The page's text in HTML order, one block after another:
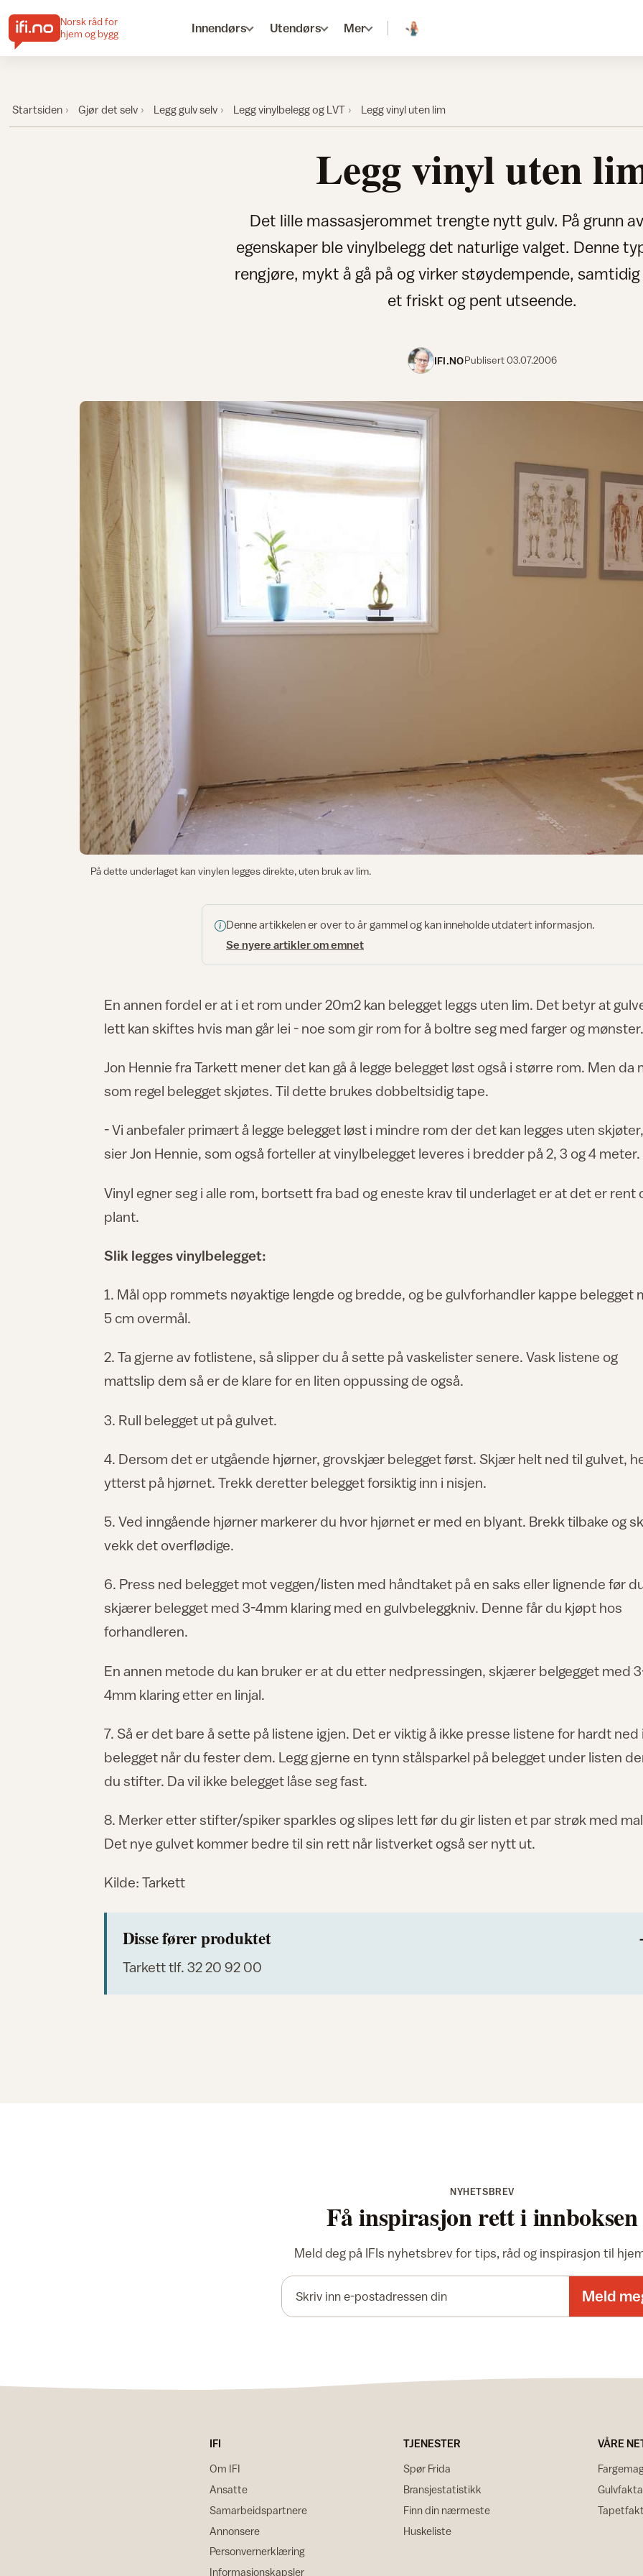
Norsk råd for
hjem og bygg
Innendørs Utendørs Mer
Startsiden Gjør det selv Legg gulv selv Legg vinylbelegg og LVT Legg vinyl uten lim
Legg vinyl uten
Det lille massasjerommet trengte nytt gulv. På grunn
egenskaper ble vinylbelegg det naturlige valget. Denne
rengjøre, mykt å gå på og virker støydempende,
et friskt og pent utseende.
IFI.NOPublisert03.07.2006
På dette underlaget kan vinylen legges direkte, uten bruk av lim.
Denne artikkelen er over to år gammel og kan inneholde utdatert informasjon.
Se nyere artikler om emnet
En annen fordel er at i et rom under 20m2 kan belegget leggs uten lim. Det betyr at
lett kan skiftes hvis man går lei - noe som gir rom for å boltre seg med farger og mønster.
Jon Hennie fra Tarkett mener det kan gå å legge belegget løst også i større rom. Men da
som regel belegget skjøtes. Til dette brukes dobbeltsidig tape.
- Vi anbefaler primært å legge belegget løst i mindre rom der det kan legges uten skjøter,
sier Jon Hennie, som også forteller at vinylbelegget leveres i bredder på 2, 3 og 4 meter.
Vinyl egner seg i alle rom, bortsett fra bad og eneste krav til underlaget er at det er rent
plant.
Slik legges vinylbelegget:
1. Mål opp rommets nøyaktige lengde og bredde, og be gulvforhandler kappe belegget
5 cm overmål.
2. Ta gjerne av fotlistene, så slipper du å sette på vaskelister senere. Vask listene og
mattslip dem så er de klare for en liten oppussing de også.
3. Rull belegget ut på gulvet.
4. Dersom det er utgående hjørner, grovskjær belegget først. Skjær helt ned til gulvet,
ytterst på hjørnet. Trekk deretter belegget forsiktig inn i nisjen.
5. Ved inngående hjørner markerer du hvor hjørnet er med en blyant. Brekk tilbake og
vekk det overflødige.
6. Press ned belegget mot veggen/listen med håndtaket på en saks eller lignende før
skjærer belegget med 3-4mm klaring med en gulvbeleggkniv. Denne får du kjøpt hos
forhandleren.
En annen metode du kan bruker er at du etter nedpressingen, skjærer belgegget med
4mm klaring etter en linjal.
7. Så er det bare å sette på listene igjen. Det er viktig å ikke presse listene for hardt ned i
belegget når du fester dem. Legg gjerne en tynn stålsparkel på belegget under listen
du stifter. Da vil ikke belegget låse seg fast.
8. Merker etter stifter/spiker sparkles og slipes lett før du gir listen et par strøk med
Det nye gulvet kommer bedre til sin rett når listverket også ser nytt ut.
Kilde: Tarkett
Disse fører produktet
Tarkett tlf. 32 20 92 00
NYHETSBREV
Få inspirasjon rett i innboksen
Meld deg på IFIs nyhetsbrev for tips, råd og inspirasjon til
Meld
IFI
Om IFI
Ansatte
Samarbeidspartnere
Annonsere
Personvernerklæring
Informasjonskapsler
TJENESTER
Spør Frida
Bransjestatistikk
Finn din nærmeste
Huskeliste
VÅRE
Gulvfakta